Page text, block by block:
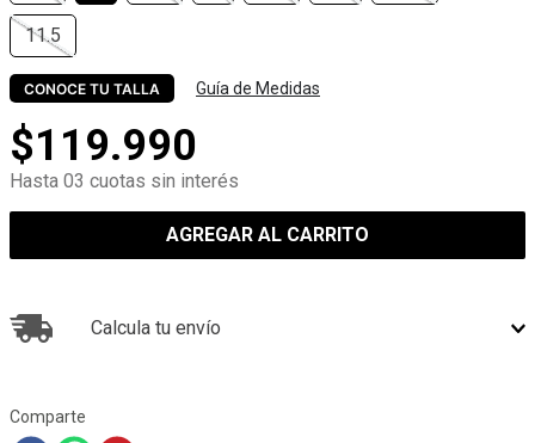
11.5
CONOCE TU TALLA Guía de Medidas
$119.990
Hasta 03 cuotas sin interés
AGREGAR AL CARRITO
Calcula tu envío
Comparte